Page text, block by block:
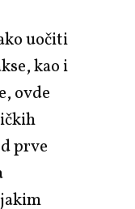
uočiti
kao i
ovde
prve